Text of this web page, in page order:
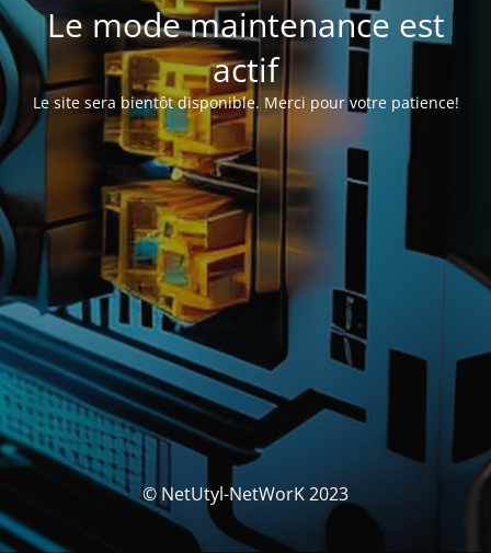
Le mode maintenance est
actif
Le site sera bientôt disponible. Merci pour votre patience!
© NetUtyl-NetWorK 2023